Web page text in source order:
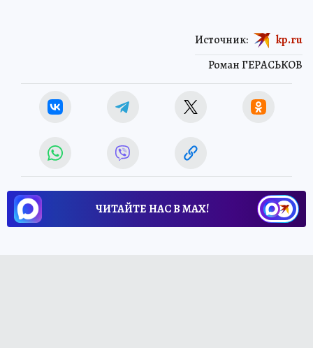
Роман ГЕРАСЬКОВ
Источник: kp.ru
ЧИТАЙТЕ НАС В МАХ!